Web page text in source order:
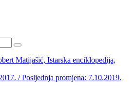
Matijašić, Istarska enciklopedija,
/ Posljednja promjena: 7.10.2019.